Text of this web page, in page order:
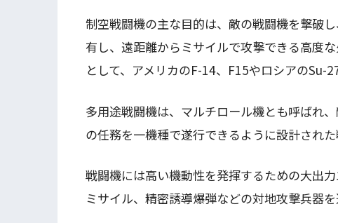
制空戦闘機の主な目的は、敵の戦闘機を撃破
有し、遠距離からミサイルで攻撃できる高度
として、アメリカのF-14、F15やロシアのSu-
多用途戦闘機は、マルチロール機とも呼ばれ
の任務を一機種で遂行できるように設計された
戦闘機には高い機動性を発揮するための大出
ミサイル、精密誘導爆弾などの対地攻撃兵器